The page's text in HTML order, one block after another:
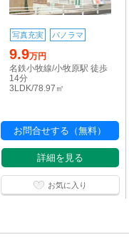
写真充実 パノラマ
9.9万円
名鉄小牧線/小牧原駅 徒歩
14分
3LDK/78.97㎡
お問合せする（無料）
詳細を見る
お気に入り